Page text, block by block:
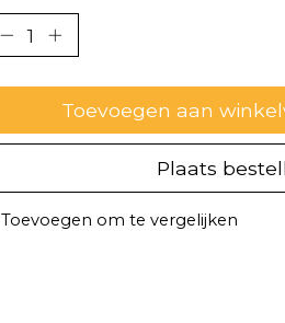
Toevoegen aan
Plaats
Toevoegen om te vergelijken